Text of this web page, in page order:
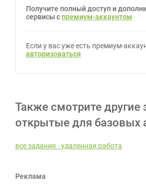
Получите полный доступ и
сервисы с премиум-аккаунтом
Если у вас уже есть премиум-
авторизоваться
Также смотрите другие
открытые для базовых
все задания - удаленная работа
Реклама